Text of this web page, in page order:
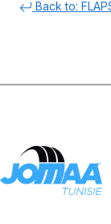
Back to: